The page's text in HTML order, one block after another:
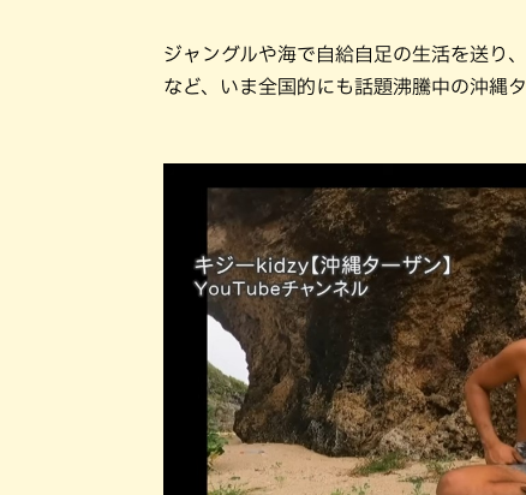
ジャングルや海で自給自足の生活を送り
など、いま全国的にも話題沸騰中の沖縄